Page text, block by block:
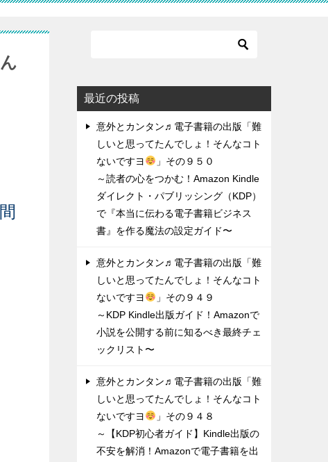
最近の投稿
意外とカンタン♬電子書籍の出版「難
しいと思ってたんでしょ！そんなコト
ないですヨ
」その９５０
～読者の心をつかむ！Amazon Kindle
ダイレクト・パブリッシング（KDP）
で『本当に伝わる電子書籍ビジネス
書』を作る魔法の設定ガイド〜
意外とカンタン♬電子書籍の出版「難
しいと思ってたんでしょ！そんなコト
ないですヨ
」その９４９
～KDP Kindle出版ガイド！Amazonで
小説を公開する前に知るべき最終チェ
ックリスト〜
意外とカンタン♬電子書籍の出版「難
しいと思ってたんでしょ！そんなコト
ないですヨ
」その９４８
～【KDP初心者ガイド】Kindle出版の
不安を解消！Amazonで電子書籍を出